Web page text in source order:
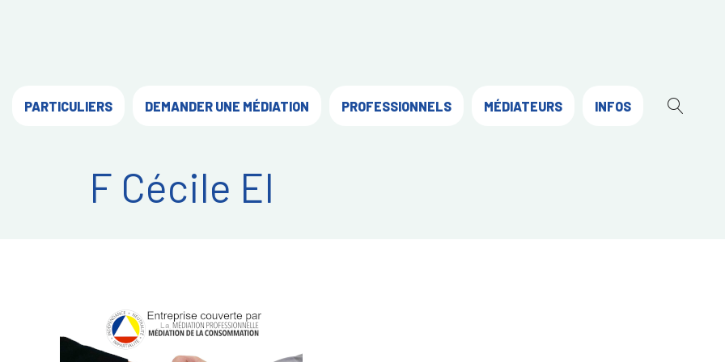
PARTICULIERS DEMANDER UNE MÉDIATION PROFESSIONNELS MÉDIATEURS INFOS
F Cécile EI